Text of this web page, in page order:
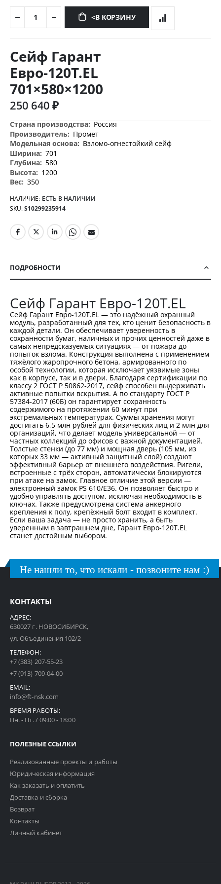
<В КОРЗИНУ
началу
изображений
Сейф Гарант
Евро-120T.EL
701×580×1200
250 640 ₽
Дополнительная
информация
Россия
Промет
Взломо-огнестойкий сейф
701
580
1200
350
НАЛИЧИЕ: ЕСТЬ В НАЛИЧИИ
SKU S10299235914
ПОДРОБНОСТИ
Сейф Гарант Евро-120T.EL
Сейф Гарант Евро-120T.EL — это надёжный охранный
модуль, разработанный для тех, кто ценит безопасность в
каждой детали. Он обеспечивает уверенность в
сохранности бумаг, наличных и прочих ценностей даже в
самых непредсказуемых ситуациях — от пожара до
попыток взлома. Конструкция выполнена с применением
тяжёлого жаропрочного бетона, армированного по
особой технологии, которая исключает уязвимые зоны
как в корпусе, так и в двери. Благодаря сертификации по
классу 2 ГОСТ Р 50862-2017, сейф способен выдерживать
активные попытки вскрытия. А по стандарту ГОСТ Р
57384-2017 (60Б) он гарантирует сохранность
содержимого на протяжении 60 минут при
экстремальных температурах. Суммы хранения могут
достигать 6,5 млн рублей для физических лиц и 2 млн для
организаций, что делает модель универсальной — от
частных коллекций до офисов с важной документацией.
Толстые стенки (до 77 мм) и мощная дверь (105 мм, из
которых 33 мм — активный защитный слой) создают
эффективный барьер от внешнего воздействия. Ригели,
встроенные с трёх сторон, автоматически блокируются
при атаке на замок. Главное отличие этой версии —
электронный замок PS 610/E36. Он позволяет быстро и
удобно управлять доступом, исключая необходимость в
ключах. Также предусмотрена система анкерного
крепления к полу, крепёжный болт входит в комплект.
Если ваша задача — не просто хранить, а быть
уверенным в завтрашнем дне, Гарант Евро-120T.EL
станет достойным выбором.
Не нашли то, что искали - позвоните нам :)
КОНТАКТЫ
АДРЕС:
630027 г. НОВОСИБИРСК,
ул. Объединения 102/2
ТЕЛЕФОН:
+7 (383) 207-55-23
+7 (913) 709-04-00
EMAIL:
info@ft-nsk.com
ВРЕМЯ РАБОТЫ:
Пн. - Пт. / 09:00 - 18:00
ПОЛЕЗНЫЕ ССЫЛКИ
Реализованные проекты и работы
Юридическая информация
Как заказать и оплатить
Доставка и сборка
Возврат
Контакты
Личный кабинет